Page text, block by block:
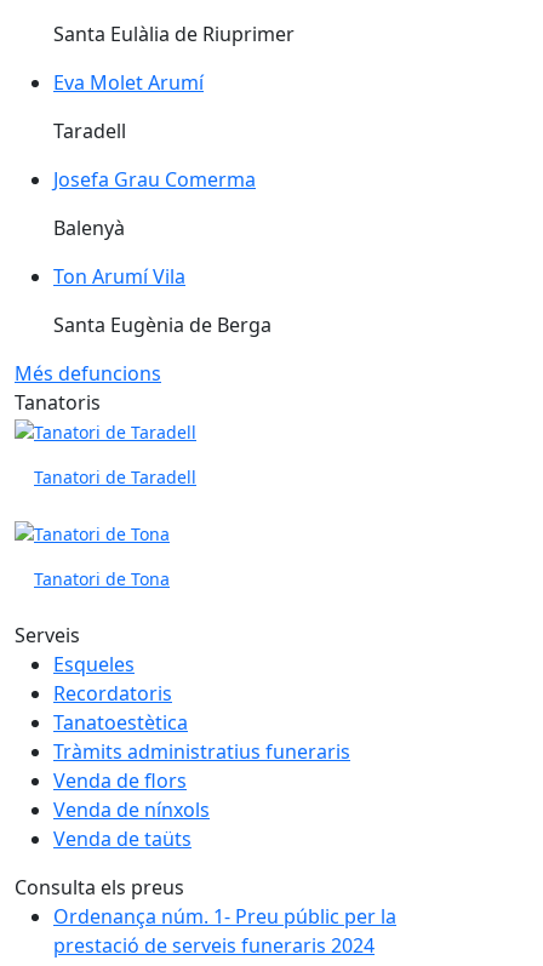
Santa Eulàlia de Riuprimer
Eva Molet Arumí
Taradell
Josefa Grau Comerma
Balenyà
Ton Arumí Vila
Santa Eugènia de Berga
Més defuncions
Tanatoris
Tanatori de Taradell
Tanatori de Tona
Serveis
Esqueles
Recordatoris
Tanatoestètica
Tràmits administratius funeraris
Venda de flors
Venda de nínxols
Venda de taüts
Consulta els preus
Ordenança núm. 1- Preu públic per la
prestació de serveis funeraris 2024